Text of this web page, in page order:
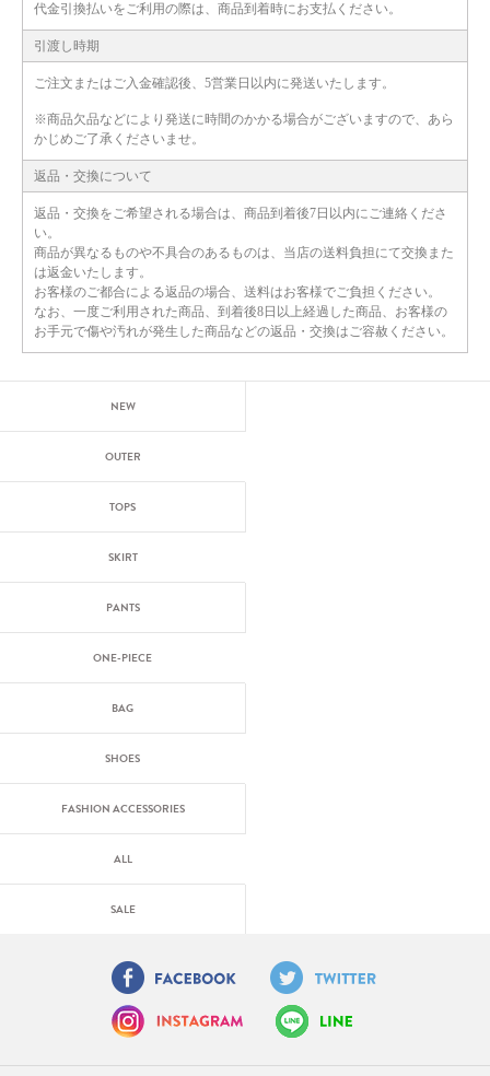
代金引換払いをご利用の際は、商品到着時にお支払ください。
引渡し時期
ご注文またはご入金確認後、5営業日以内に発送いたします。
※商品欠品などにより発送に時間のかかる場合がございますので、あら
かじめご了承くださいませ。
返品・交換について
返品・交換をご希望される場合は、商品到着後7日以内にご連絡くださ
い。
商品が異なるものや不具合のあるものは、当店の送料負担にて交換また
は返金いたします。
お客様のご都合による返品の場合、送料はお客様でご負担ください。
なお、一度ご利用された商品、到着後8日以上経過した商品、お客様の
お手元で傷や汚れが発生した商品などの返品・交換はご容赦ください。
NEW
OUTER
TOPS
SKIRT
PANTS
ONE-PIECE
BAG
SHOES
FASHION ACCESSORIES
ALL
SALE